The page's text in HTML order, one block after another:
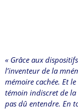
« Grâce aux
l’inventeur de la
mémoire cachée. Et
témoin indiscret de la
pas dû entendre. En